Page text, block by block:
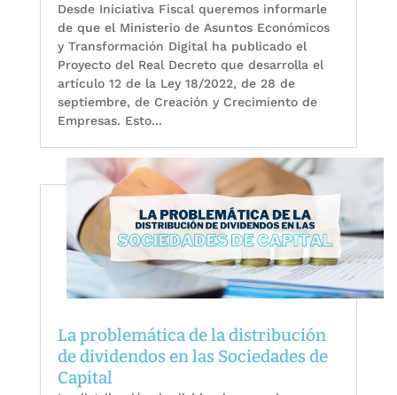
Desde Iniciativa Fiscal queremos informarle
de que el Ministerio de Asuntos Económicos
y Transformación Digital ha publicado el
Proyecto del Real Decreto que desarrolla el
artículo 12 de la Ley 18/2022, de 28 de
septiembre, de Creación y Crecimiento de
Empresas. Esto...
La problemática de la distribución
de dividendos en las Sociedades de
Capital